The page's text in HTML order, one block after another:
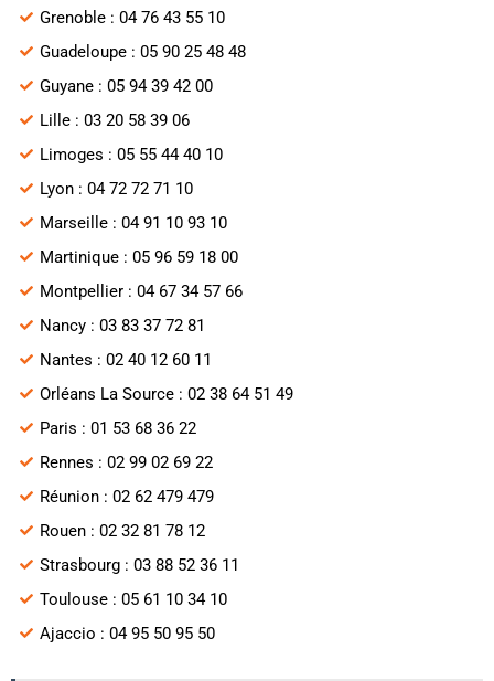
Grenoble : 04 76 43 55 10
Guadeloupe : 05 90 25 48 48
Guyane : 05 94 39 42 00
Lille : 03 20 58 39 06
Limoges : 05 55 44 40 10
Lyon : 04 72 72 71 10
Marseille : 04 91 10 93 10
Martinique : 05 96 59 18 00
Montpellier : 04 67 34 57 66
Nancy : 03 83 37 72 81
Nantes : 02 40 12 60 11
Orléans La Source : 02 38 64 51 49
Paris : 01 53 68 36 22
Rennes : 02 99 02 69 22
Réunion : 02 62 479 479
Rouen : 02 32 81 78 12
Strasbourg : 03 88 52 36 11
Toulouse : 05 61 10 34 10
Ajaccio : 04 95 50 95 50